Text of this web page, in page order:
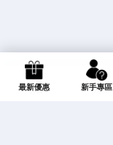
報
首頁
帖
探索
最新優惠 新手專區